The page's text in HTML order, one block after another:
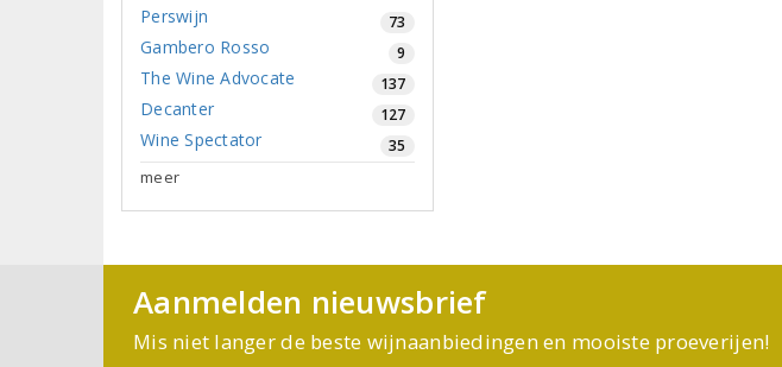
Perswijn 73
Gambero Rosso 9
The Wine Advocate 137
Decanter 127
Wine Spectator 35
meer
Aanmelden nieuwsbrief
Mis niet langer de beste wijnaanbiedingen en mooiste proeverijen!